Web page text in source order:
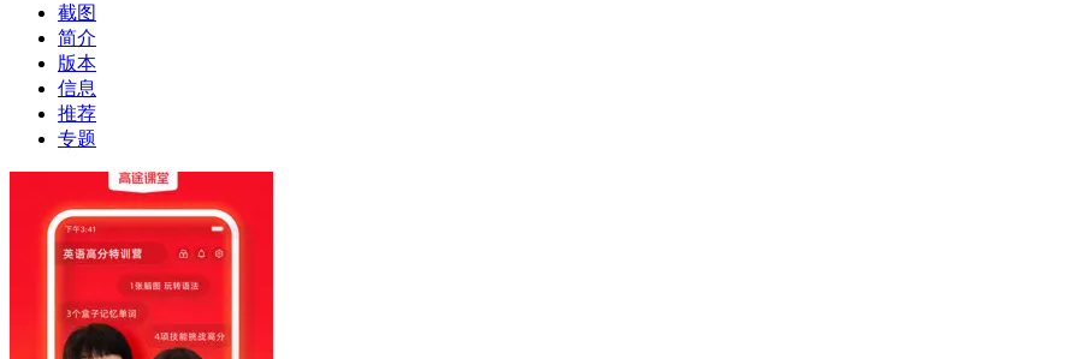
截图
简介
版本
信息
推荐
专题